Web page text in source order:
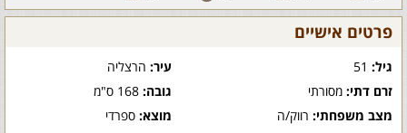
פרטים אישיים
גיל: עיר:הרצליה
זרם דתי: מסורתי גובה:168 ס"מ
מצב משפחתי: רווק/ה מוצא:ספרדי